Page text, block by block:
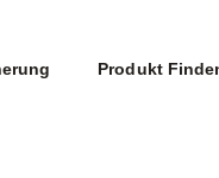
Produkt